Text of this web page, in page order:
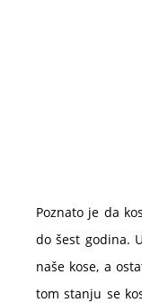
Poznato je da
do šest godina.
naše kose, a
tom stanju se